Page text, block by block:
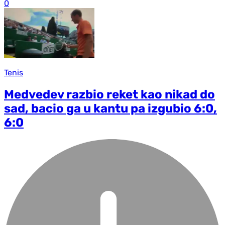
0
Tenis
Medvedev razbio reket kao nikad do
sad, bacio ga u kantu pa izgubio 6:0,
6:0